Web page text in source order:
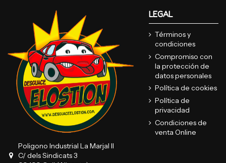
Poligono Industrial La Marjal II
C/ dels Sindicats 3
LEGAL
Términos y
condiciones
Compromiso con
la protección de
datos personales
Política de cookies
Política de
privacidad
Condiciones de
venta Online